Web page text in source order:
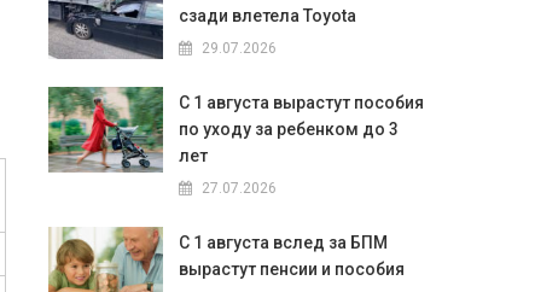
сзади влетела Toyota
29.07.2026
С 1 августа вырастут пособия
по уходу за ребенком до 3
лет
27.07.2026
С 1 августа вслед за БПМ
вырастут пенсии и пособия